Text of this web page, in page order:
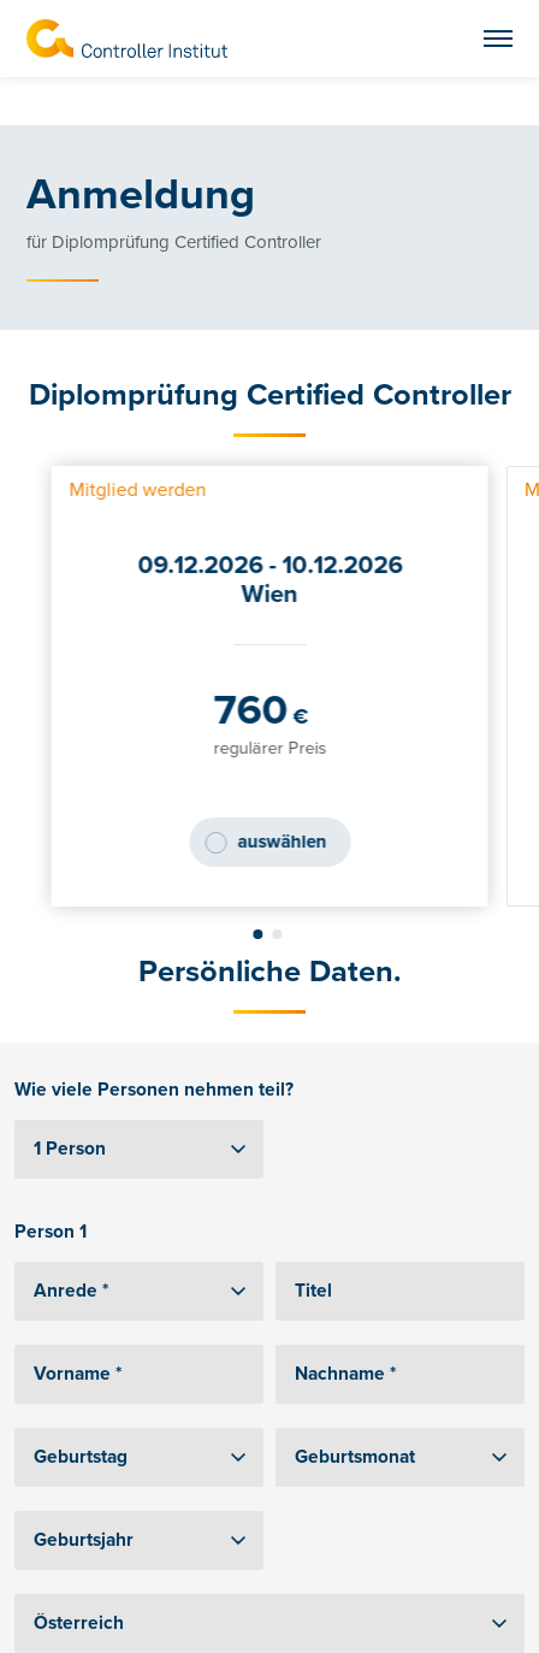
Anmeldung
für Diplomprüfung Certified Controller
Diplomprüfung Certified Controller
Mitglied werden
09.12.2026 - 10.12.2026
Wien
760€
regulärer Preis
auswählen
Persönliche Daten.
Wie viele Personen nehmen teil?
Person 1